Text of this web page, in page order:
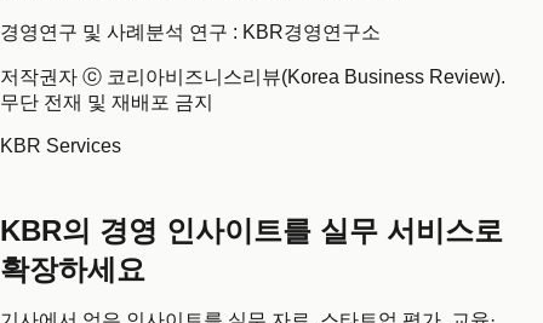
경영연구 및 사례분석 연구 : KBR경영연구소
저작권자 ⓒ 코리아비즈니스리뷰(Korea Business Review).
무단 전재 및 재배포 금지
KBR Services
KBR의 경영 인사이트를 실무 서비스로
확장하세요